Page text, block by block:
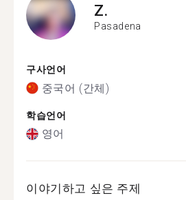
Z.
Pasadena
구사언어
중국어 (간체)
학습언어
영어
이야기하고 싶은 주제